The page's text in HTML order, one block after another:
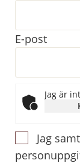
E-post
Jag är
Jag